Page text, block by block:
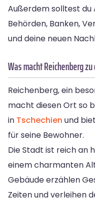
Außerdem solltest du
Behörden, Banken,
und deine neuen
Was macht Reichenberg
Reichenberg, ein
macht diesen Ort so
in Tschechien und
für seine Bewohner.
Die Stadt ist reich an
einem charmanten
Gebäude erzählen
Zeiten und verleihen